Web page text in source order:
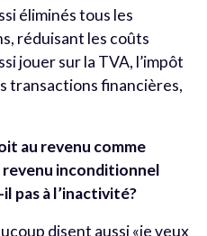
éliminés tous les
réduisant les coûts
jouer sur la TVA, l’impôt
transactions financières,
au revenu comme
revenu inconditionnel
pas à l’inactivité?
disent aussi «je veux